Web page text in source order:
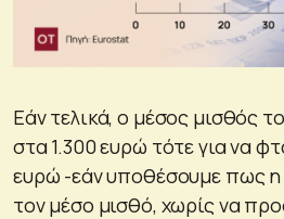
Εάν τελικά, ο μέσος μισθός
στα 1.300 ευρώ τότε για να
ευρώ -εάν υποθέσουμε πως η
τον μέσο μισθό, χωρίς να